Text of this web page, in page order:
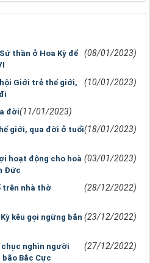
thần ở Hoa Kỳ để
(08/01/2023)
Giới trẻ thế giới,
(10/01/2023)
đời(11/01/2023)
giới, qua đời ở tuổi(18/01/2023)
hoạt động cho hoà
Đức
(03/01/2023)
trên nhà thờ
(28/12/2022)
kêu gọi ngừng bắn (23/12/2022)
chục nghìn người
Bắc Cực
(27/12/2022)